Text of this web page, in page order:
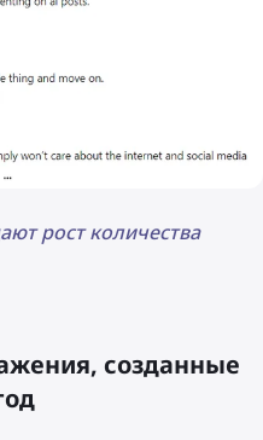
рост количества
созданные